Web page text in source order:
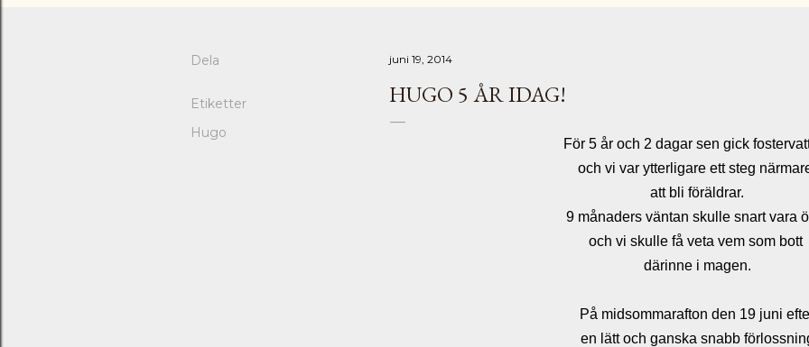
Dela
Etiketter
Hugo
juni 19, 2014
HUGO 5 ÅR IDAG!
För 5 år och 2 dagar sen gick
och vi var ytterligare ett steg
att bli föräldrar.
9 månaders väntan skulle snart vara
och vi skulle få veta vem som bott
därinne i magen.
På midsommarafton den 19 juni
en lätt och ganska snabb